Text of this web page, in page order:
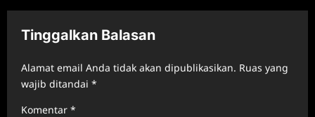
g
a
t
i
Tinggalkan Balasan
Alamat email Anda tidak akan dipublikasikan. Ruas yang
wajib ditandai *
Komentar *